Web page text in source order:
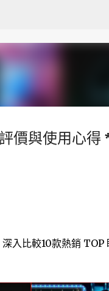
價與使用心得
入比較10款熱銷 TOP